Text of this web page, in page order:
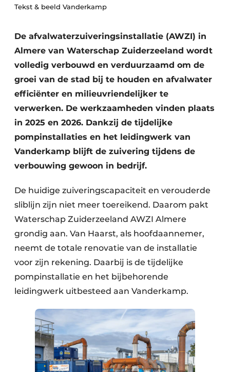
Duurzaamheid & Innovatie
Kopen/Huren/Leasen
Sloop & Recycling
Bouwtransport
Machines & Materieel
Tekst & beeld Vanderkamp
De afvalwaterzuiveringsinstallatie (AWZI) in
Almere van Waterschap Zuiderzeeland wordt
volledig verbouwd en verduurzaamd om de
groei van de stad bij te houden en afvalwater
efficiënter en milieuvriendelijker te
verwerken. De werkzaamheden vinden plaats
in 2025 en 2026. Dankzij de tijdelijke
pompinstallaties en het leidingwerk van
Vanderkamp blijft de zuivering tijdens de
verbouwing gewoon in bedrijf.
De huidige zuiveringscapaciteit en verouderde
sliblijn zijn niet meer toereikend. Daarom pakt
Waterschap Zuiderzeeland AWZI Almere
grondig aan. Van Haarst, als hoofdaannemer,
neemt de totale renovatie van de installatie
voor zijn rekening. Daarbij is de tijdelijke
pompinstallatie en het bijbehorende
leidingwerk uitbesteed aan Vanderkamp.